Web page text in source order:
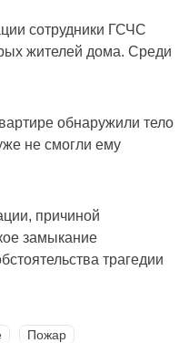
сотрудники ГСЧС
жителей дома. Среди
обнаружили тело
не смогли ему
причиной
замыкание
трагедии
Пожар